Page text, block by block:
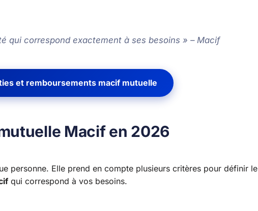
qui correspond exactement à ses besoins » – Macif
et remboursements macif mutuelle
Macif en 2026
personne. Elle prend en compte plusieurs critères pour définir le
qui correspond à vos besoins.